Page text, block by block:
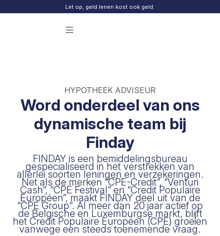
Let op, geld lenen kost ook geld.
HYPOTHEEK ADVISEUR
Word onderdeel van ons
dynamische team bij
Finday
FINDAY is een bemiddelingsbureau
gespecialiseerd in het verstrekken van
allerlei soorten leningen en verzekeringen.
Net als de merken “CPE-Credit”, “Venturi
Cash”, “CPE Festival” en “Credit Populaire
Européen”, maakt FINDAY deel uit van de
“CPE Group”. Al meer dan 20 jaar actief op
de Belgische en Luxemburgse markt, blijft
het Credit Populaire Européen (CPE) groeien
vanwege een steeds toenemende vraag.